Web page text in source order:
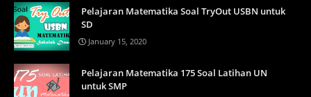
Pelajaran Matematika Soal TryOut USBN untuk
SD
January 15, 2020
Pelajaran Matematika 175 Soal Latihan UN
untuk SMP